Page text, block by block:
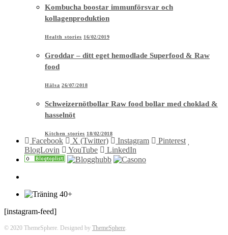
Kombucha boostar immunförsvar och
kollagenproduktion
Health stories 16/02/2019
Groddar – ditt eget hemodlade Superfood & Raw
food
Hälsa 26/07/2018
Schweizernötbollar Raw food bollar med choklad &
hasselnöt
Kitchen stories 18/02/2018
Facebook X (Twitter) Instagram
Pinterest
BlogLovin
YouTube LinkedIn
[instagram-feed]
© 2020 ThemeSphere. Designed by ThemeSphere.